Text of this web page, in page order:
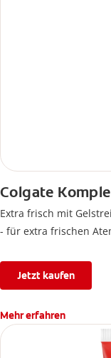
Colgate
Extra frisch mit
- für extra frischen
Jetzt kaufen
Mehr erfahren